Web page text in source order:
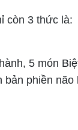
còn 3 thức là:
5 món
bản phiền não